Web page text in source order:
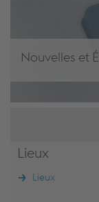
Nouvelles et
Lieux
Lieux